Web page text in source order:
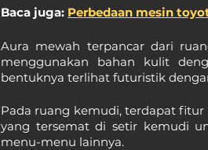
Baca juga: Perbedaan mesin
Aura mewah terpancar dari
menggunakan bahan kulit
bentuknya terlihat futuristik
Pada ruang kemudi, terdapat
yang tersemat di setir kemudi
menu-menu lainnya.